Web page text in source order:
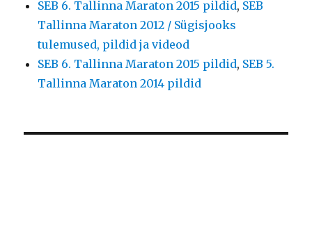
SEB 6. Tallinna Maraton 2015 pildid, SEB
Tallinna Maraton 2012 / Sügisjooks
tulemused, pildid ja videod
SEB 6. Tallinna Maraton 2015 pildid, SEB 5.
Tallinna Maraton 2014 pildid